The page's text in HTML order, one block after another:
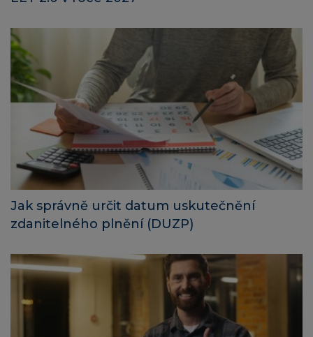
Jak správně určit datum uskutečnění
zdanitelného plnění (DUZP)